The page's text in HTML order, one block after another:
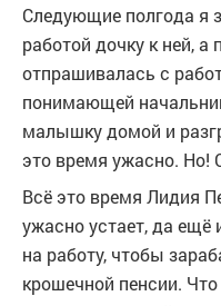
Следующие полгода я
работой дочку к ней, а
отпрашивалась с
понимающей
малышку домой и
это время ужасно. Но!
Всё это время Лидия
ужасно устает, да ещё
на работу, чтобы
крошечной пенсии.